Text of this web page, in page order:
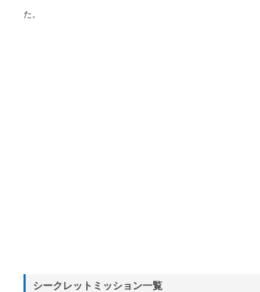
た。
シークレットミッション一覧